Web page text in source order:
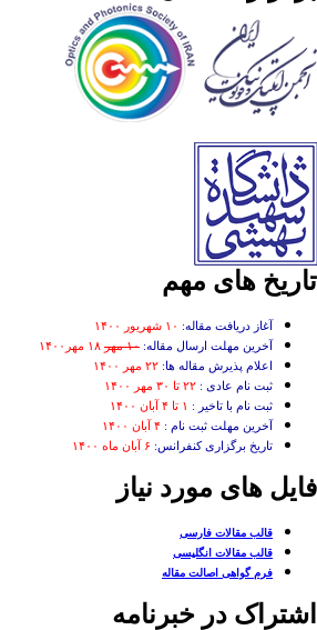
تاریخ های مهم
آغاز دریافت مقاله: ۱۰ شهریور ۱۴۰۰
آخرین مهلت ارسال مقاله: ۱۰ مهر
اعلام پذیرش مقاله ها: ۲۲ مهر ۱۴۰۰
ثبت نام عادی : ۲۲ تا ۳۰ مهر ۱۴۰۰
ثبت نام با تاخیر : ۱ تا ۴ آبان ۱۴۰۰
آخرین مهلت ثبت نام : ۴ آبان ۱۴۰۰
تاریخ برگزاری کنفرانس: ۶ آبان ماه ۱۴۰۰
فایل های مورد نیاز
قالب مقالات فارسی
قالب مقالات انگلیسی
فرم گواهی اصالت مقاله
اشتراک در خبرنامه